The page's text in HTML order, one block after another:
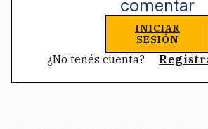
comentar
INICIAR
SESIÓN
¿No tenés cuenta?